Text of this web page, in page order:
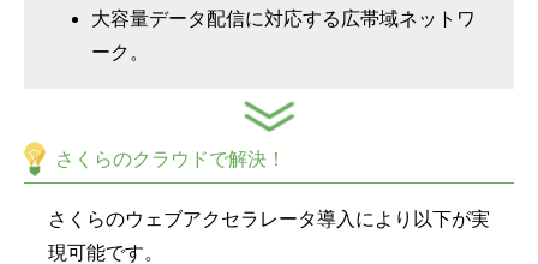
大容量データ配信に対応する広帯域ネットワ
ーク。
さくらのクラウドで解決！
さくらのウェブアクセラレータ導入により以下が実
現可能です。